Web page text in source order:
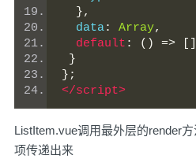
},
  data
: Array,
default : () =>
}
};
</script>
ListItem.vue调用最外层的render
项传递出来